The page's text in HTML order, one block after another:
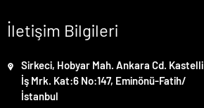
İletişim Bilgileri
Sirkeci, Hobyar Mah. Ankara Cd. Kastelli
İş Mrk. Kat:6 No:147, Eminönü-Fatih/
İstanbul